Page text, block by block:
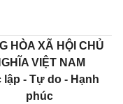
HÒA XÃ HỘI CHỦ
VIỆT NAM
lập - Tự do - Hạnh
phúc